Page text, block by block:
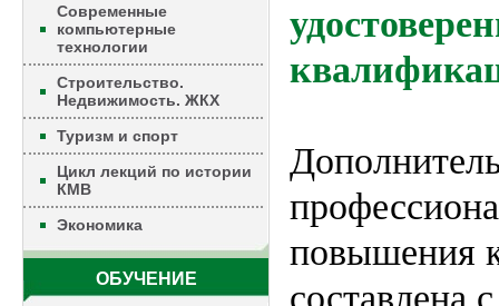
Современные
компьютерные
технологии
Строительство.
Недвижимость. ЖКХ
Туризм и спорт
Цикл лекций по истории
КМВ
Экономика
ОБУЧЕНИЕ
повышения
составлена